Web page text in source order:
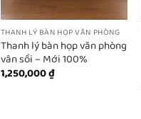
THANH LÝ BÀN HỌP VĂN PHÒNG
Thanh lý bàn họp văn phòng
vân sồi – Mới 100%
1,250,000₫